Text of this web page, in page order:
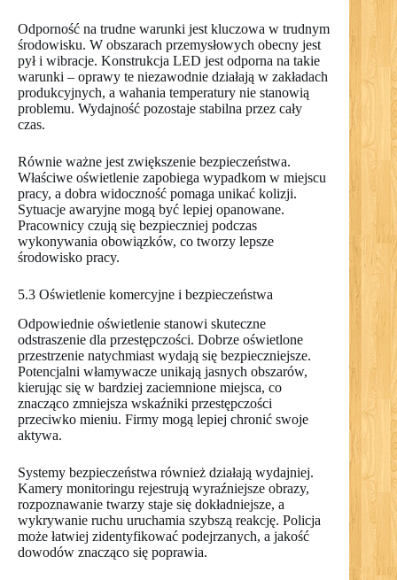
Odporność na trudne warunki jest kluczowa w trudnym
środowisku. W obszarach przemysłowych obecny jest
pył i wibracje. Konstrukcja LED jest odporna na takie
warunki – oprawy te niezawodnie działają w zakładach
produkcyjnych, a wahania temperatury nie stanowią
problemu. Wydajność pozostaje stabilna przez cały
czas.
Równie ważne jest zwiększenie bezpieczeństwa.
Właściwe oświetlenie zapobiega wypadkom w miejscu
pracy, a dobra widoczność pomaga unikać kolizji.
Sytuacje awaryjne mogą być lepiej opanowane.
Pracownicy czują się bezpieczniej podczas
wykonywania obowiązków, co tworzy lepsze
środowisko pracy.
5.3 Oświetlenie komercyjne i bezpieczeństwa
Odpowiednie oświetlenie stanowi skuteczne
odstraszenie dla przestępczości. Dobrze oświetlone
przestrzenie natychmiast wydają się bezpieczniejsze.
Potencjalni włamywacze unikają jasnych obszarów,
kierując się w bardziej zaciemnione miejsca, co
znacząco zmniejsza wskaźniki przestępczości
przeciwko mieniu. Firmy mogą lepiej chronić swoje
aktywa.
Systemy bezpieczeństwa również działają wydajniej.
Kamery monitoringu rejestrują wyraźniejsze obrazy,
rozpoznawanie twarzy staje się dokładniejsze, a
wykrywanie ruchu uruchamia szybszą reakcję. Policja
może łatwiej zidentyfikować podejrzanych, a jakość
dowodów znacząco się poprawia.